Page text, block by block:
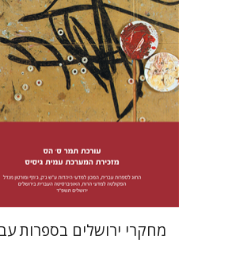
$42
$38
מחקרי ירושלים בספרות